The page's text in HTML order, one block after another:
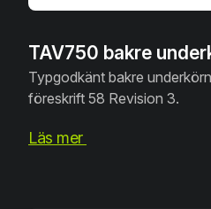
TAV750 bakre
Typgodkänt bakre
föreskrift 58 Revision 3.
Läs mer